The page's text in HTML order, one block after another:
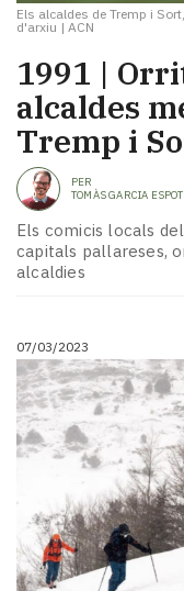
Els alcaldes de Tremp i
d'arxiu | ACN
1991 |
alcaldes
Tremp i
PER
TOMÀS GARCIA ESPOT
Els comicis locals
capitals pallareses,
alcaldies
07/03/2023